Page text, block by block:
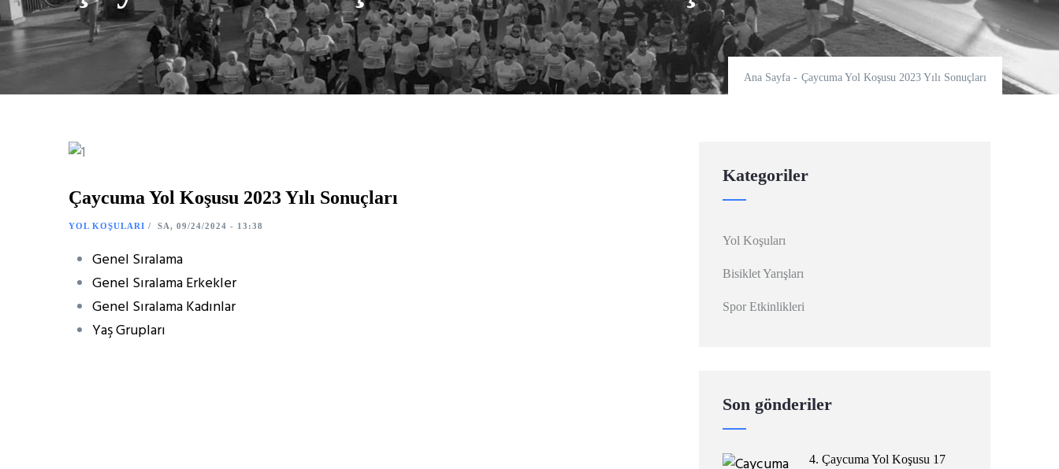
Ana Sayfa - Çaycuma Yol Koşusu 2023 Yılı Sonuçları
Çaycuma Yol Koşusu 2023 Yılı Sonuçları
YOL KOŞULARI / SA, 09/24/2024 - 13:38
Genel Sıralama
Genel Sıralama Erkekler
Genel Sıralama Kadınlar
Yaş Grupları
Kategoriler
Yol Koşuları
Bisiklet Yarışları
Spor Etkinlikleri
Son gönderiler
4. Çaycuma Yol Koşusu 17